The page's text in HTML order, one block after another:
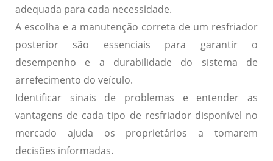
adequada para cada necessidade.
A escolha e a manutenção correta de um resfriador
posterior são essenciais para garantir o
desempenho e a durabilidade do sistema de
arrefecimento do veículo.
Identificar sinais de problemas e entender as
vantagens de cada tipo de resfriador disponível no
mercado ajuda os proprietários a tomarem
decisões informadas.